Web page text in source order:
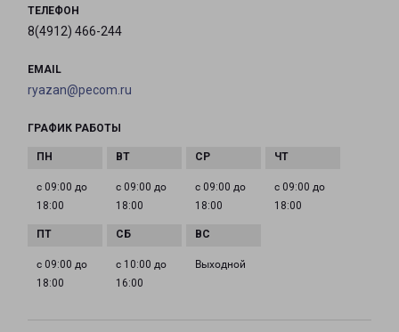
ТЕЛЕФОН
8(4912) 466-244
EMAIL
ryazan@pecom.ru
ГРАФИК РАБОТЫ
с 09:00 до
18:00
с 09:00 до
18:00
с 09:00 до
18:00
с 09:00 до
18:00
с 09:00 до
18:00
с 10:00 до
16:00
Выходной